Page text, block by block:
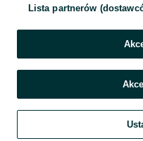
Lista partnerów